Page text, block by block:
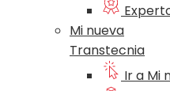
Mi nueva
Transtecnia
Ir a Mi